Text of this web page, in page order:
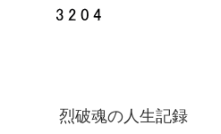
烈破魂の人生記録